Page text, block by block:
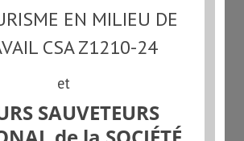
2026 - 13 h 34 min
- 10 h 40 min
DU NOURRISSON (SMSN)
EN MILIEU DE
CSA Z1210-24
et
SAUVETEURS